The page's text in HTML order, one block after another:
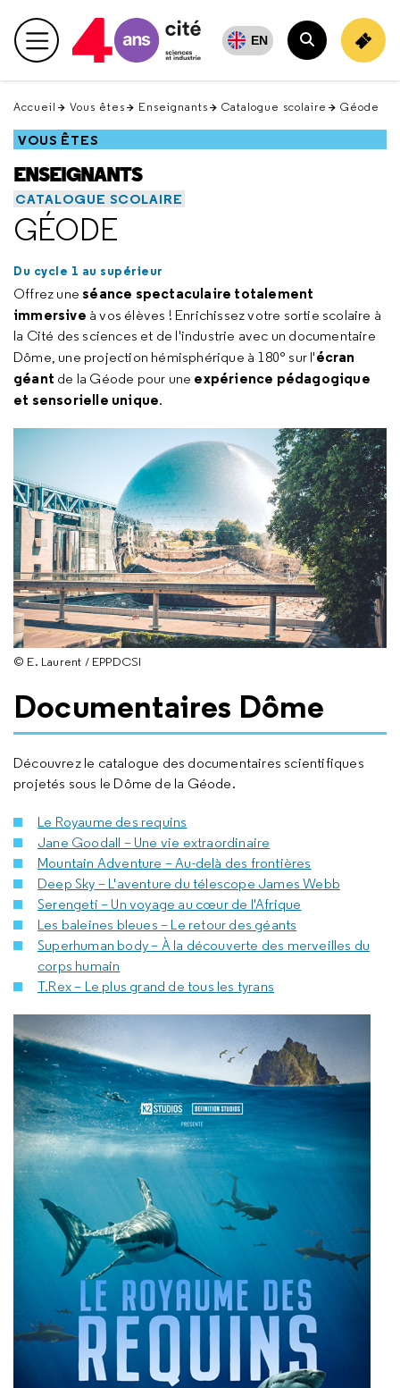
en
haut Menu principal EN
Rechercher
Accueil Vous êtes Enseignants Catalogue scolaire Géode
VOUS ÊTES
ENSEIGNANTS
CATALOGUE SCOLAIRE
GÉODE
Du cycle 1 au supérieur
Offrez une séance spectaculaire totalement
immersive à vos élèves ! Enrichissez votre sortie scolaire à
la Cité des sciences et de l'industrie avec un documentaire
Dôme, une projection hémisphérique à 180° sur l'écran
géant de la Géode pour une expérience pédagogique
et sensorielle unique.
© E. Laurent / EPPDCSI
Documentaires Dôme
Découvrez le catalogue des documentaires scientifiques
projetés sous le Dôme de la Géode.
Le Royaume des requins
Jane Goodall – Une vie extraordinaire
Mountain Adventure – Au-delà des frontières
Deep Sky – L'aventure du télescope James Webb
Serengeti – Un voyage au cœur de l'Afrique
Les baleines bleues – Le retour des géants
Superhuman body– À la découverte des merveilles du
corps humain
T.Rex – Le plus grand de tous les tyrans